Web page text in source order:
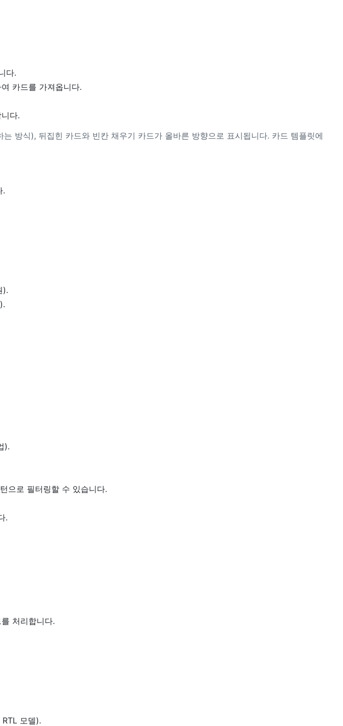
다.
카드를 가져옵니다.
다.
방식), 뒤집힌 카드와 빈칸 채우기 카드가 올바른 방향으로 표시됩니다. 카드 템플릿에
.
).
).
으로 필터링할 수 있습니다.
.
처리합니다.
모델).